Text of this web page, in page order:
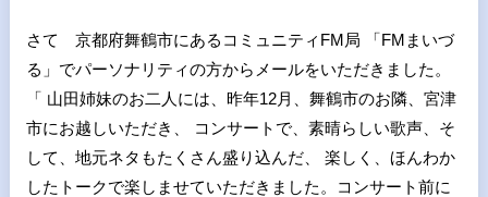
さて 京都府舞鶴市にあるコミュニティFM局 「FMまいづ
る」でパーソナリティの方からメールをいただきました。
「 山田姉妹のお二人には、昨年12月、舞鶴市のお隣、宮津
市にお越しいただき、 コンサートで、素晴らしい歌声、そ
して、地元ネタもたくさん盛り込んだ、 楽しく、ほんわか
したトークで楽しませていただきました。コンサート前に